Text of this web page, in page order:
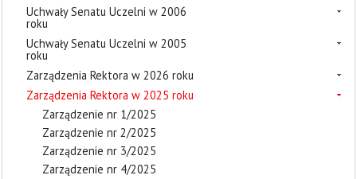
Uchwały Senatu Uczelni w 2006
roku
Uchwały Senatu Uczelni w 2005
roku
Zarządzenia Rektora w 2026 roku
Zarządzenia Rektora w 2025 roku
Zarządzenie nr 1/2025
Zarządzenie nr 2/2025
Zarządzenie nr 3/2025
Zarządzenie nr 4/2025